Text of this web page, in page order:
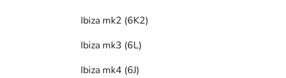
Ibiza mk2 (6K2)
Ibiza mk3 (6L)
Ibiza mk4 (6J)